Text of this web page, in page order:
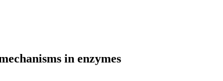
in enzymes